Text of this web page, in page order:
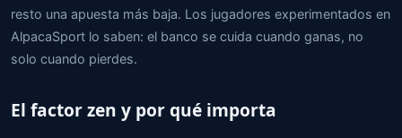
resto una apuesta más baja. Los jugadores experimentados en
AlpacaSport lo saben: el banco se cuida cuando ganas, no
solo cuando pierdes.
El factor zen y por qué importa